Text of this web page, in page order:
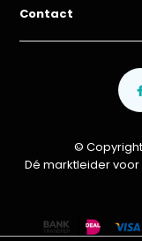
Contact
©
Dé marktleider voor